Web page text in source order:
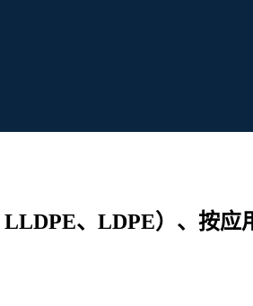
、LDPE）、按应